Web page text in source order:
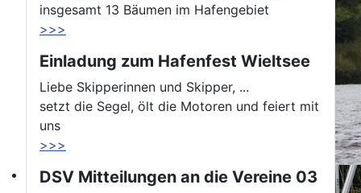
insgesamt 13 Bäumen im Hafengebiet
>>>
Einladung zum Hafenfest Wieltsee
Liebe Skipperinnen und Skipper, ...
setzt die Segel, ölt die Motoren und feiert mit
uns
>>>
DSV Mitteilungen an die Vereine 03